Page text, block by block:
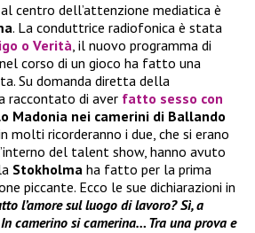
centro dell’attenzione mediatica è
. La conduttrice radiofonica è stata
o Verità, il nuovo programma di
corso di un gioco ha fatto una
Su domanda diretta della
raccontato di aver fatto sesso con
Madonia nei camerini di Ballando
molti ricorderanno i due, che si erano
del talent show, hanno avuto
Stokholma ha fatto per la prima
piccante. Ecco le sue dichiarazioni in
l’amore sul luogo di lavoro? Sì, a
camerino si camerina… Tra una prova e